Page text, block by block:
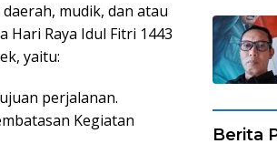
mudik, dan atau
Raya Idul Fitri 1443
yaitu:
perjalanan.
Kegiatan
Berita